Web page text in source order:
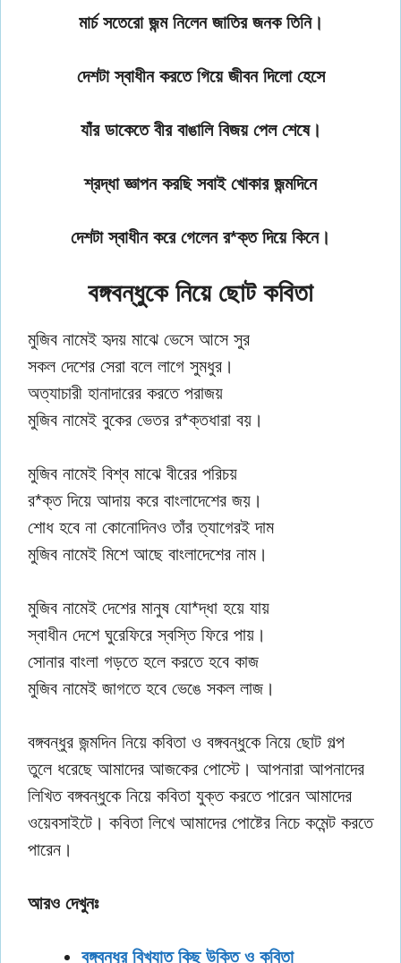
মার্চ সতেরো জন্ম নিলেন জাতির জনক তিনি।
দেশটা স্বাধীন করতে গিয়ে জীবন দিলো হেসে
যাঁর ডাকেতে বীর বাঙালি বিজয় পেল শেষে।
শ্রদ্ধা জ্ঞাপন করছি সবাই খোকার জন্মদিনে
দেশটা স্বাধীন করে গেলেন র*ক্ত দিয়ে কিনে।
বঙ্গবন্ধুকে নিয়ে ছোট কবিতা
মুজিব নামেই হৃদয় মাঝে ভেসে আসে সুর
সকল দেশের সেরা বলে লাগে সুমধুর।
অত্যাচারী হানাদারের করতে পরাজয়
মুজিব নামেই বুকের ভেতর র*ক্তধারা বয়।
মুজিব নামেই বিশ্ব মাঝে বীরের পরিচয়
র*ক্ত দিয়ে আদায় করে বাংলাদেশের জয়।
শোধ হবে না কোনোদিনও তাঁর ত্যাগেরই দাম
মুজিব নামেই মিশে আছে বাংলাদেশের নাম।
মুজিব নামেই দেশের মানুষ যো*দ্ধা হয়ে যায়
স্বাধীন দেশে ঘুরেফিরে স্বস্তি ফিরে পায়।
সোনার বাংলা গড়তে হলে করতে হবে কাজ
মুজিব নামেই জাগতে হবে ভেঙে সকল লাজ।
বঙ্গবন্ধুর জন্মদিন নিয়ে কবিতা ও বঙ্গবন্ধুকে নিয়ে ছোট গল্প
তুলে ধরেছে আমাদের আজকের পোস্টে। আপনারা আপনাদের
লিখিত বঙ্গবন্ধুকে নিয়ে কবিতা যুক্ত করতে পারেন আমাদের
ওয়েবসাইটে। কবিতা লিখে আমাদের পোষ্টের নিচে কমেন্ট করতে
পারেন।
আরও দেখুনঃ
বঙ্গবন্ধুর বিখ্যাত কিছু উক্তি ও কবিতা